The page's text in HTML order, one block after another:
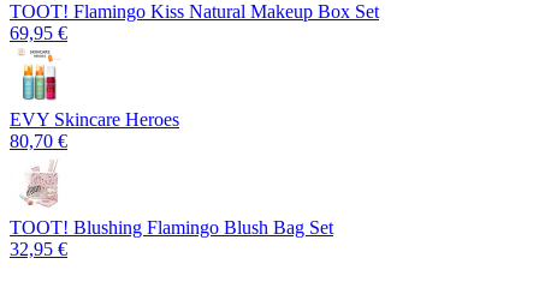
TOOT! Flamingo Kiss Natural Makeup Box Set
69,95 €
EVY Skincare Heroes
80,70 €
TOOT! Blushing Flamingo Blush Bag Set
32,95 €